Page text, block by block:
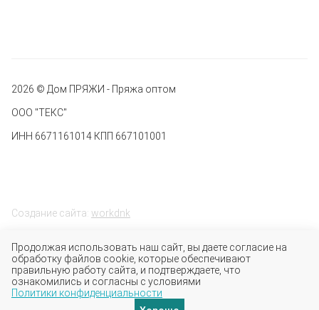
2026 © Дом ПРЯЖИ - Пряжа оптом
ООО "ТЕКС"
ИНН 6671161014 КПП 667101001
Создание сайта: workdnk
Продолжая использовать наш сайт, вы даете согласие на
обработку файлов cookie, которые обеспечивают
правильную работу сайта, и подтверждаете, что
ознакомились и согласны с условиями
Политики конфиденциальности